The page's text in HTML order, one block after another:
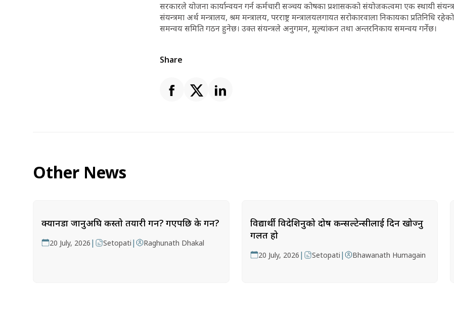
सरकारले योजना कार्यान्वयन गर्न कर्मचारी सञ्चय कोषका प्रशासकको संयोजकत्वमा एक स्थायी संयन्त्र
संयन्त्रमा अर्थ मन्त्रालय, श्रम मन्त्रालय, परराष्ट्र मन्त्रालयलगायत सरोकारवाला निकायका प्रतिनिधि
समन्वय समिति गठन हुनेछ। उक्त संयन्त्रले अनुगमन, मूल्यांकन तथा अन्तरनिकाय समन्वय गर्नेछ।
Share
Other News
क्यानडा जानुअघि कस्तो तयारी गर्ने? गएपछि के गर्ने?
20 July, 2026 | Setopati | Raghunath Dhakal
विद्यार्थी विदेशिनुको दोष कन्सल्टेन्सीलाई दिन खोज्नु
गलत हो
20 July, 2026 | Setopati | Bhawanath Humagain